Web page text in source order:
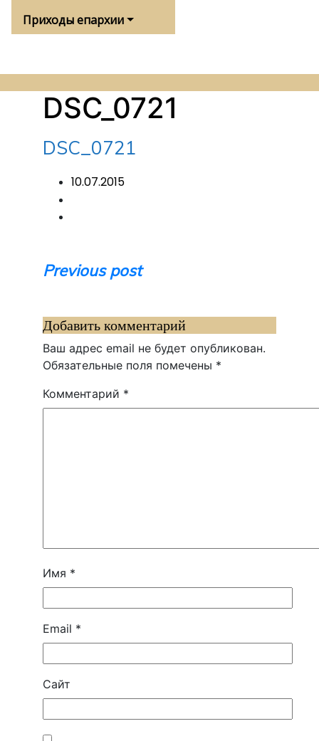
Приходы епархии
DSC_0721
DSC_0721
10.07.2015
Навигация
записям
Previous post
Добавить комментарий
Ваш адрес email не будет опубликован.
Обязательные поля помечены *
Комментарий *
Имя *
Email *
Сайт